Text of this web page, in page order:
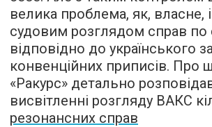
велика проблема, як, власне,
судовим розглядом справ по
відповідно до українського
конвенційних приписів. Про
«Ракурс» детально
висвітленні розгляду ВАКС
резонансних справ